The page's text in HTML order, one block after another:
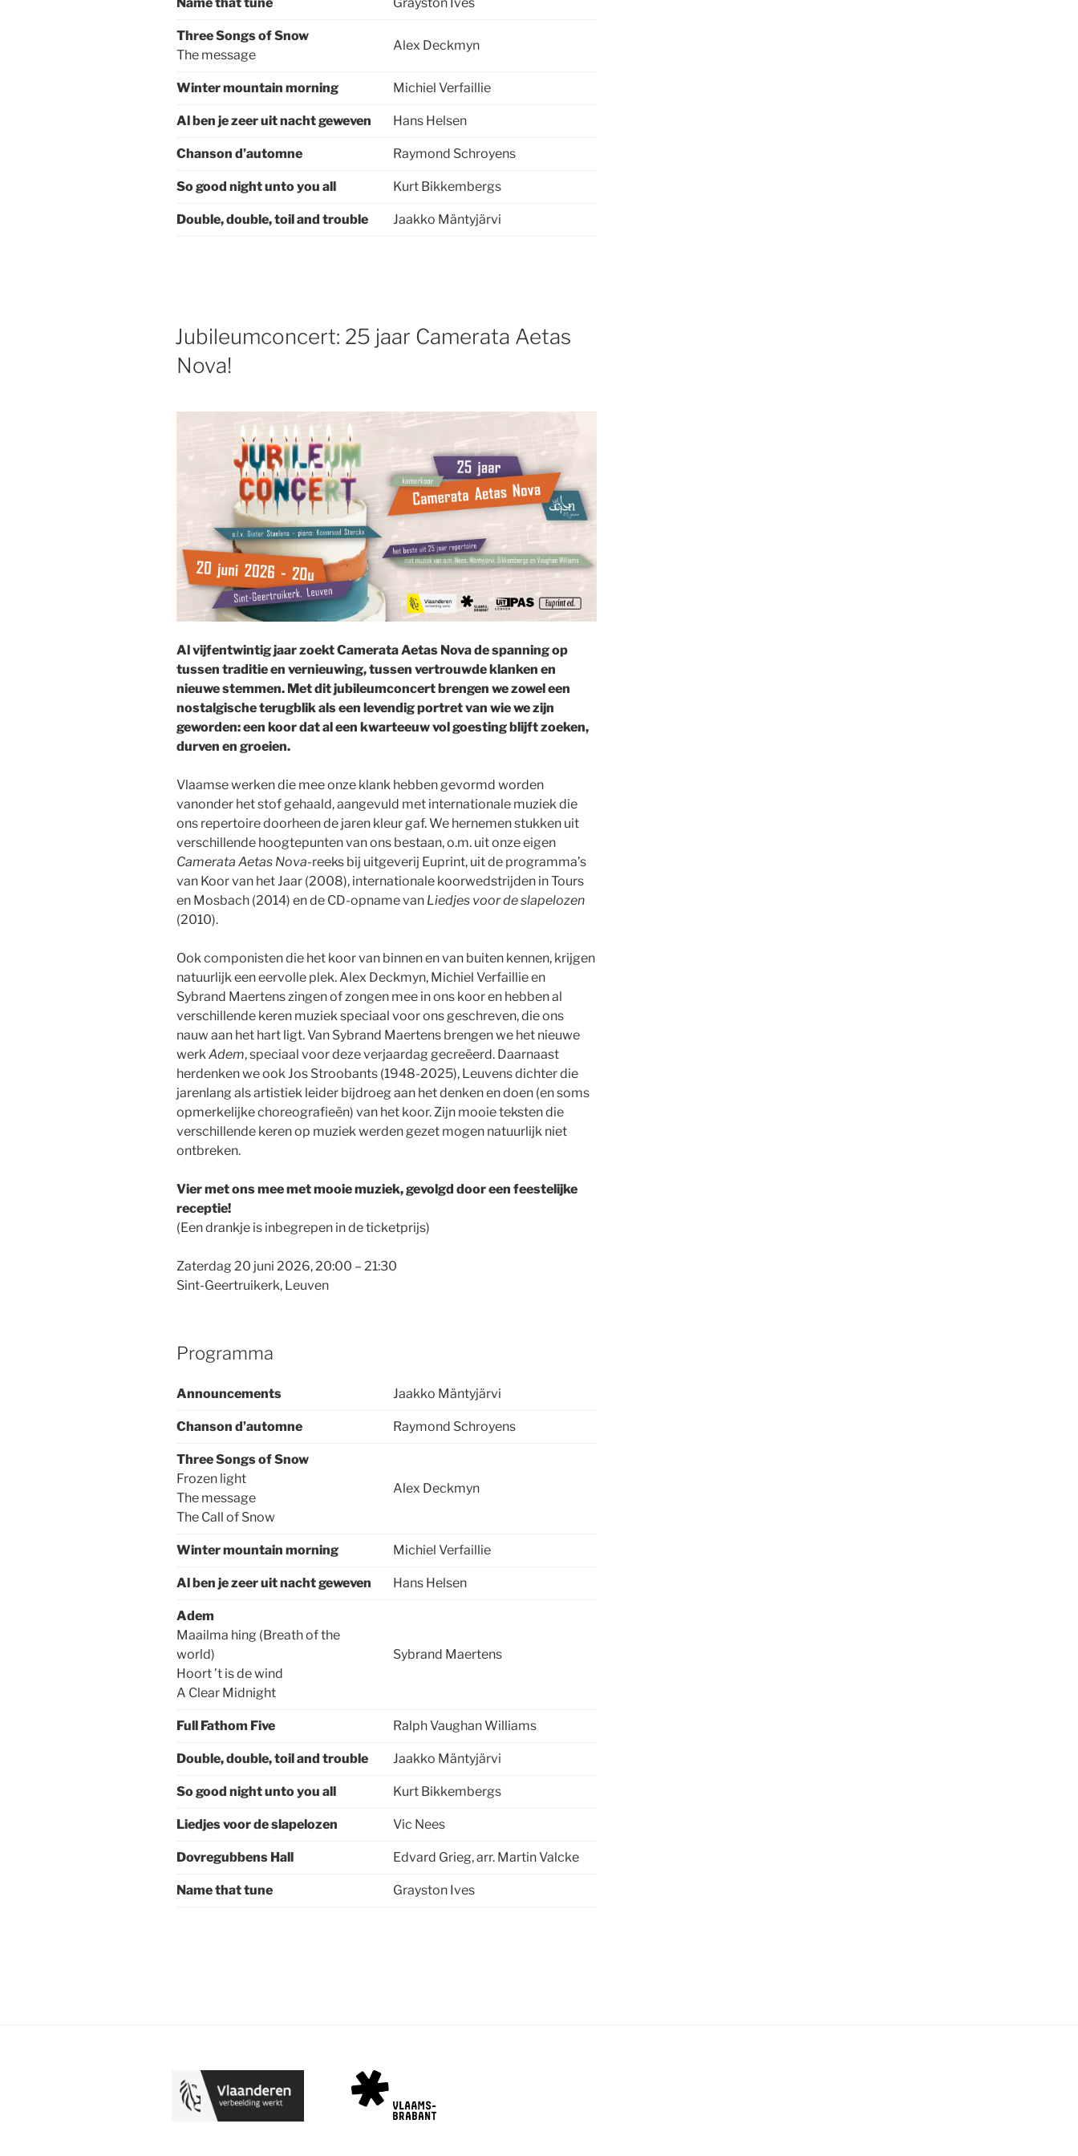
Three Songs of Snow
The message
Alex Deckmyn
Winter mountain morning Michiel Verfaillie
Al ben je zeer uit nacht geweven Hans Helsen
Chanson d’automne Raymond Schroyens
So good night unto you all Kurt Bikkembergs
Double, double, toil and trouble Jaakko Mäntyjärvi
GEPLAATST
OP
Jubileumconcert: 25 jaar Camerata Aetas
Nova!
Al vijfentwintig jaar zoekt Camerata Aetas Nova de spanning op
tussen traditie en vernieuwing, tussen vertrouwde klanken en
nieuwe stemmen. Met dit jubileumconcert brengen we zowel een
nostalgische terugblik als een levendig portret van wie we zijn
geworden: een koor dat al een kwarteeuw vol goesting blijft zoeken,
durven en groeien.
Vlaamse werken die mee onze klank hebben gevormd worden
vanonder het stof gehaald, aangevuld met internationale muziek die
ons repertoire doorheen de jaren kleur gaf. We hernemen stukken uit
verschillende hoogtepunten van ons bestaan, o.m. uit onze eigen
Camerata Aetas Nova-reeks bij uitgeverij Euprint, uit de programma’s
van Koor van het Jaar (2008), internationale koorwedstrijden in Tours
en Mosbach (2014) en de CD-opname van Liedjes voor de slapelozen
(2010).
Ook componisten die het koor van binnen en van buiten kennen, krijgen
natuurlijk een eervolle plek. Alex Deckmyn, Michiel Verfaillie en
Sybrand Maertens zingen of zongen mee in ons koor en hebben al
verschillende keren muziek speciaal voor ons geschreven, die ons
nauw aan het hart ligt. Van Sybrand Maertens brengen we het nieuwe
werk Adem, speciaal voor deze verjaardag gecreëerd. Daarnaast
herdenken we ook Jos Stroobants (1948-2025), Leuvens dichter die
jarenlang als artistiek leider bijdroeg aan het denken en doen (en soms
opmerkelijke choreografieën) van het koor. Zijn mooie teksten die
verschillende keren op muziek werden gezet mogen natuurlijk niet
ontbreken.
Vier met ons mee met mooie muziek, gevolgd door een feestelijke
receptie!
(Een drankje is inbegrepen in de ticketprijs)
Zaterdag 20 juni 2026, 20:00 – 21:30
Sint-Geertruikerk, Leuven
Programma
Announcements Jaakko Mäntyjärvi
Chanson d’automne Raymond Schroyens
Three Songs of Snow
Frozen light
The message
The Call of Snow
Alex Deckmyn
Winter mountain morning Michiel Verfaillie
Al ben je zeer uit nacht geweven Hans Helsen
Adem
Maailma hing (Breath of the
world)
Hoort ’t is de wind
A Clear Midnight
Sybrand Maertens
Full Fathom Five Ralph Vaughan Williams
Double, double, toil and trouble Jaakko Mäntyjärvi
So good night unto you all Kurt Bikkembergs
Liedjes voor de slapelozen Vic Nees
Dovregubbens Hall Edvard Grieg, arr. Martin Valcke
Name that tune Grayston Ives